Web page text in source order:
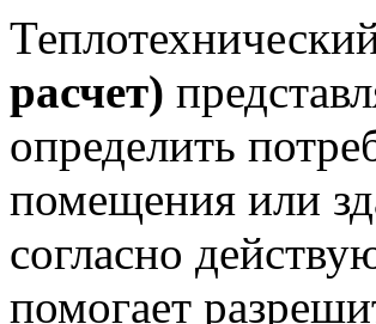
расчет)
определить
помещения или
согласно
помогает